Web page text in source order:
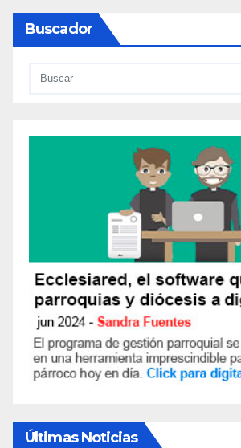
Buscador
Últimas Noticias